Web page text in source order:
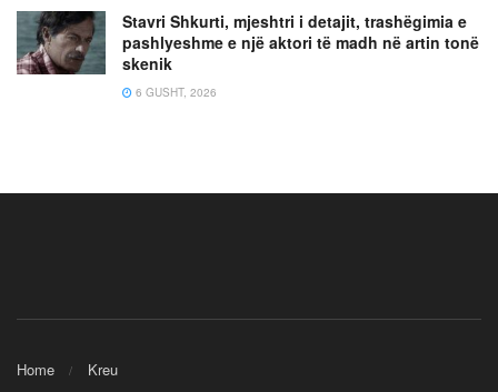
Stavri Shkurti, mjeshtri i detajit, trashëgimia e
pashlyeshme e një aktori të madh në artin tonë
skenik
6 GUSHT, 2026
Home Kreu